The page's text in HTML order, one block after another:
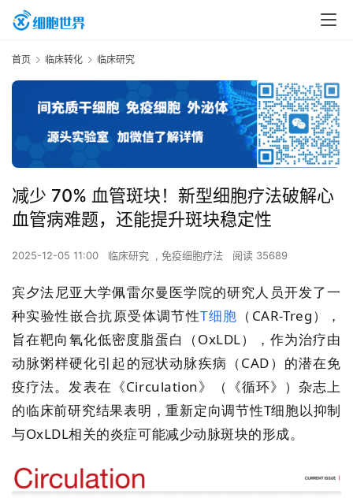
首页 临床转化 临床研究
减少 70% 血管斑块！新型细胞疗法破解心
血管病难题，还能提升斑块稳定性
2025-12-05 11:00 临床研究 , 免疫细胞疗法 阅读 35689
宾夕法尼亚大学佩雷尔曼医学院的研究人员开发了一
种实验性嵌合抗原受体调节性T细胞 （CAR-Treg），
旨在靶向氧化低密度脂蛋白（OxLDL），作为治疗由
动脉粥样硬化引起的冠状动脉疾病（CAD）的潜在免
疫疗法。发表在 《Circulation》（ 《循环》）杂志上
的临床前研究结果表明，重新定向调节性T细胞以抑制
与OxLDL相关的炎症可能减少动脉斑块的形成。